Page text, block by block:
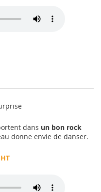
dans un bon rock
donne envie de danser.